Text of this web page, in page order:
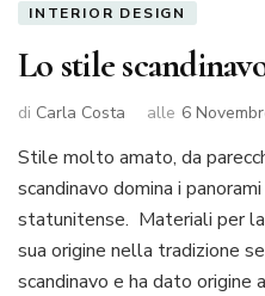
INTERIOR DESIGN
Lo stile
di Carla Costa alle 6
Stile molto amato, da
scandinavo domina i
statunitense. Materiali per
sua origine nella tradizione
scandinavo e ha dato origine